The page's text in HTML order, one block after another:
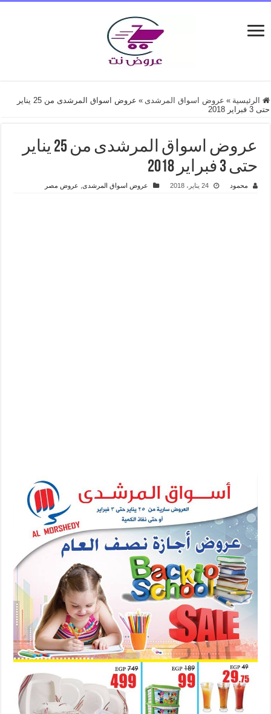
الرئيسية » عروض اسواق المرشدى »
عروض اسواق المرشدى من 25 يناير
حتى 3 فبراير 2018
عروض اسواق المرشدى من 25 يناير
حتى 3 فبراير 2018
محمود 24 يناير، 2018 عروض اسواق المرشدى, عروض مصر